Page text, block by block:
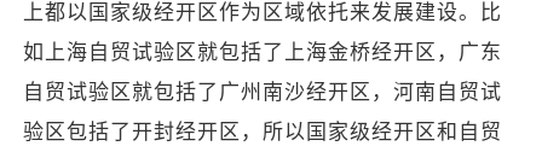
上都以国家级经开区作为区域依托来发展建设。比
如上海自贸试验区就包括了上海金桥经开区，广东
自贸试验区就包括了广州南沙经开区，河南自贸试
验区包括了开封经开区，所以国家级经开区和自贸